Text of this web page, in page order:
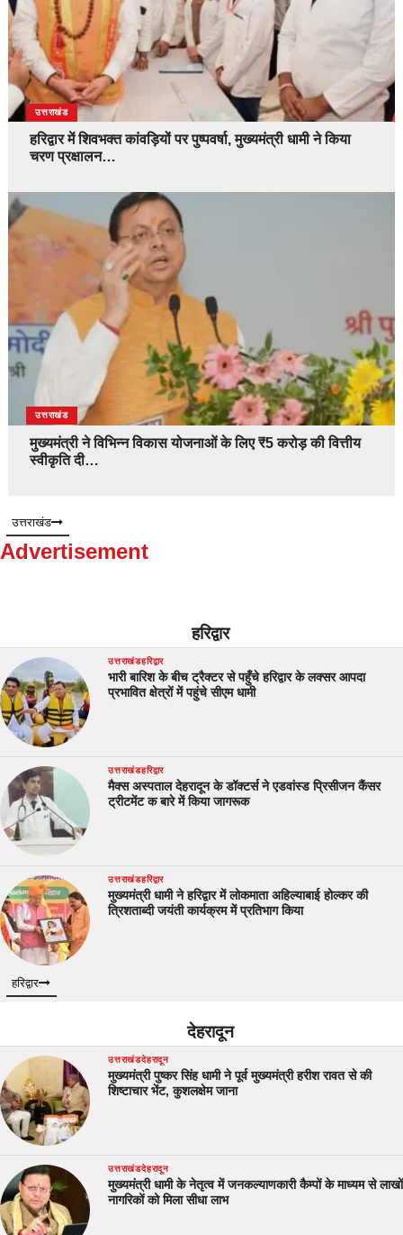
उत्तराखंड
हरिद्वार में शिवभक्त कांवड़ियों पर पुष्पवर्षा, मुख्यमंत्री धामी ने किया
चरण प्रक्षालन…
उत्तराखंड
मुख्यमंत्री ने विभिन्न विकास योजनाओं के लिए ₹5 करोड़ की वित्तीय
स्वीकृति दी…
उत्तराखंड
Advertisement
हरिद्वार
उत्तराखंडहरिद्वार
भारी बारिश के बीच ट्रैक्टर से पहुँचे हरिद्वार के लक्सर आपदा
प्रभावित क्षेत्रों में पहुंचे सीएम धामी
उत्तराखंडहरिद्वार
मैक्स अस्पताल देहरादून के डॉक्टर्स ने एडवांस्ड प्रिसीजन कैंसर
ट्रीटमेंट क बारे में किया जागरूक
उत्तराखंडहरिद्वार
मुख्यमंत्री धामी ने हरिद्वार में लोकमाता अहिल्याबाई होल्कर की
त्रिशताब्दी जयंती कार्यक्रम में प्रतिभाग किया
हरिद्वार
देहरादून
उत्तराखंडदेहरादून
मुख्यमंत्री पुष्कर सिंह धामी ने पूर्व मुख्यमंत्री हरीश रावत से की
शिष्टाचार भेंट, कुशलक्षेम जाना
उत्तराखंडदेहरादून
मुख्यमंत्री धामी के नेतृत्व में जनकल्याणकारी कैम्पों के माध्यम से लाखों
नागरिकों को मिला सीधा लाभ